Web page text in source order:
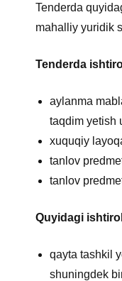
Tenderda
mahalliy yuridik
Tenderda
aylanma
taqdim yetish
xuquqiy
tanlov
tanlov
Quyidagi
qayta tashkil
shuningdek